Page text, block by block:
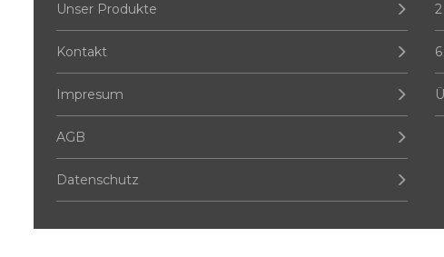
Unser Produkte
Kontakt
Impresum
AGB
Datenschutz